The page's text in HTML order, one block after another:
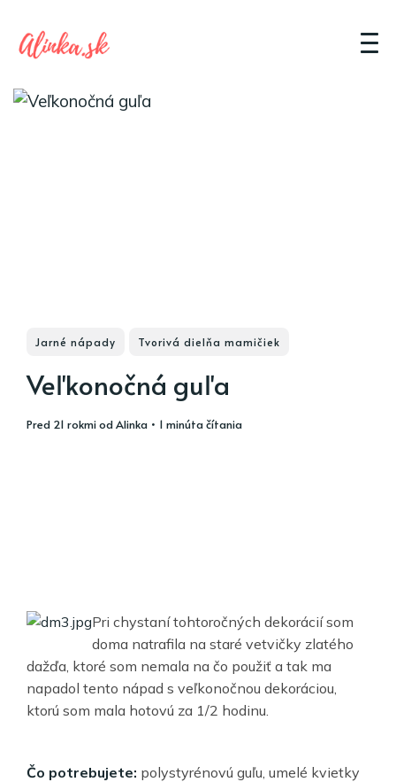
Jarné nápady Tvorivá dielňa mamičiek
Veľkonočná guľa
pred 21 rokmiodAlinka • 1 minúta čítania
Pri chystaní tohtoročných dekorácií som
doma natrafila na staré vetvičky zlatého
dažďa, ktoré som nemala na čo použiť a tak ma
napadol tento nápad s veľkonočnou dekoráciou,
ktorú som mala hotovú za 1/2 hodinu.
Čo potrebujete: polystyrénovú guľu, umelé kvietky